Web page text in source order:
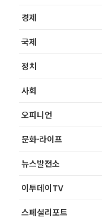
경제
국제
정치
사회
오피니언
문화·라이프
뉴스발전소
이투데이TV
스페셜리포트